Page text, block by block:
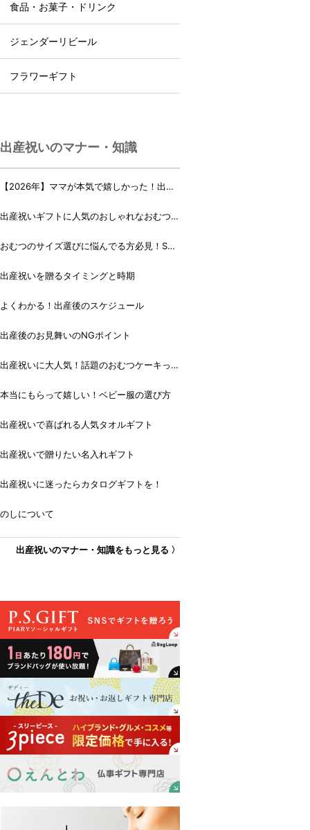
食品・お菓子・ドリンク
ジェンダーリビール
フラワーギフト
出産祝いのマナー・知識
【2026年】ママが本気で嬉しかった！出産
出産祝いギフトに人気のおしゃれなおむつケ
おむつのサイズ選びに悩んでる方必見！Sサ
出産祝いを贈るタイミングと時期
よくわかる！出産後のスケジュール
出産後のお見舞いのNGポイント
出産祝いに大人気！話題のおむつケーキっ
本当にもらって嬉しい！ベビー服の選び方
出産祝いで喜ばれる人気タオルギフト
出産祝いで贈りたい名入れギフト
出産祝いに迷ったらカタログギフトを！
のしについて
出産祝いのマナー・知識をもっと見る 〉